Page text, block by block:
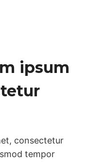
ipsum
consectetur
tempor